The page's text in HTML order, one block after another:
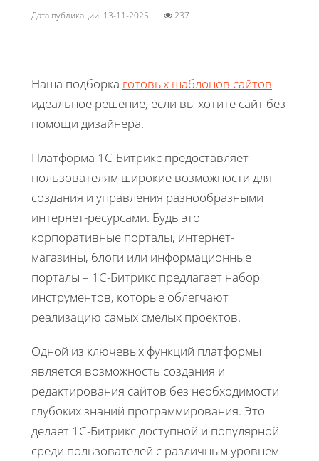
Дата публикации: 13-11-2025 237
Наша подборка готовых шаблонов сайтов —
идеальное решение, если вы хотите сайт без
помощи дизайнера.
Платформа 1С-Битрикс предоставляет
пользователям широкие возможности для
создания и управления разнообразными
интернет-ресурсами. Будь это
корпоративные порталы, интернет-
магазины, блоги или информационные
порталы – 1С-Битрикс предлагает набор
инструментов, которые облегчают
реализацию самых смелых проектов.
Одной из ключевых функций платформы
является возможность создания и
редактирования сайтов без необходимости
глубоких знаний программирования. Это
делает 1С-Битрикс доступной и популярной
среди пользователей с различным уровнем